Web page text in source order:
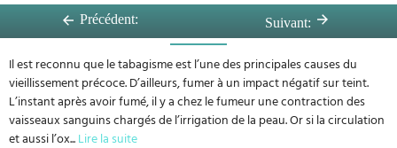
Précédent: Suivant:
Tabagisme et vieillissement
Il est reconnu que le tabagisme est l’une des principales causes du
vieillissement précoce. D’ailleurs, fumer à un impact négatif sur teint.
L’instant après avoir fumé, il y a chez le fumeur une contraction des
vaisseaux sanguins chargés de l’irrigation de la peau. Or si la circulation
et aussi l’ox...Lire la suite